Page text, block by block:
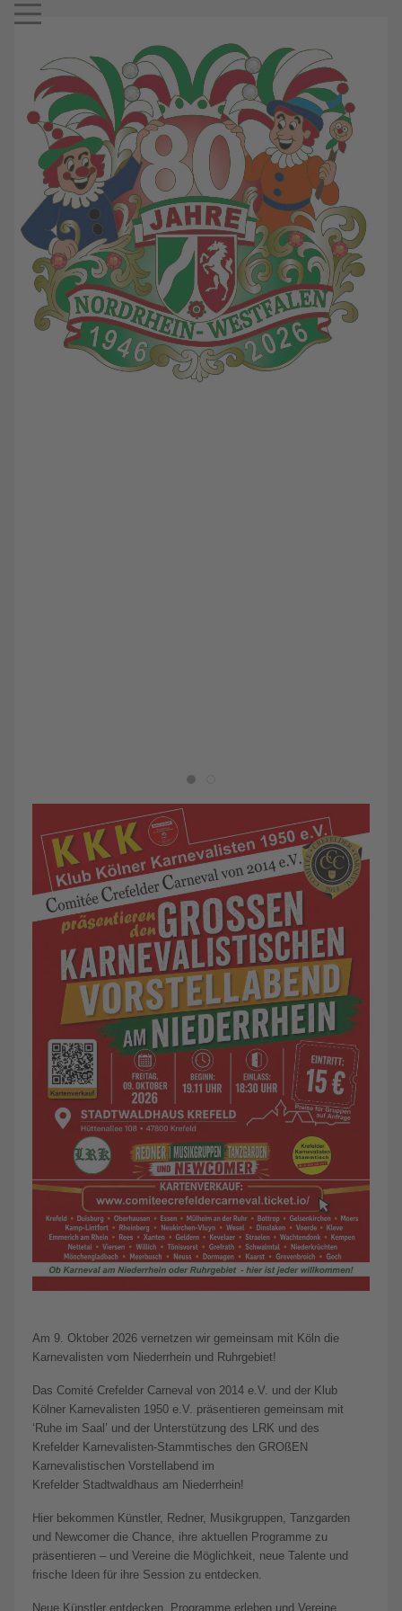
Mobile Menu Toggle
Am 9. Oktober 2026 vernetzen wir gemeinsam mit Köln die
Karnevalisten vom Niederrhein und Ruhrgebiet!
Das Comité Crefelder Carneval von 2014 e.V. und der Klub
Kölner Karnevalisten 1950 e.V. präsentieren gemeinsam mit
‘Ruhe im Saal’ und der Unterstützung des LRK und des
Krefelder Karnevalisten-Stammtisches den GROßEN
Karnevalistischen Vorstellabend im
Krefelder Stadtwaldhaus am Niederrhein!
Hier bekommen Künstler, Redner, Musikgruppen, Tanzgarden
und Newcomer die Chance, ihre aktuellen Programme zu
präsentieren – und Vereine die Möglichkeit, neue Talente und
frische Ideen für ihre Session zu entdecken.
Neue Künstler entdecken, Programme erleben und Vereine